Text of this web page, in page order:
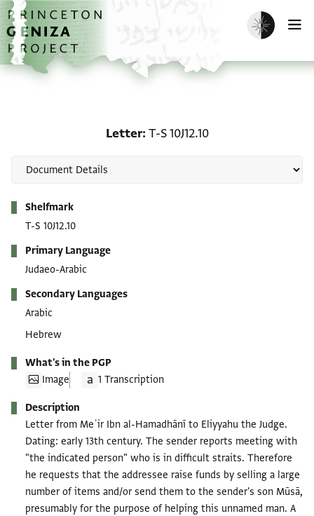
Skip to main content
home
Enable dark
Letter T-S 10J12.10
Shelfmark
T-S 10J12.10
Primary Language
Judaeo-Arabic
Secondary Languages
Arabic
Hebrew
What's in the PGP
Image
1 Transcription
Description
Letter from Meʾir Ibn al-Hamadhānī to Eliyyahu the Judge.
Dating: early 13th century. The sender reports meeting with
"the indicated person" who is in difficult straits. Therefore
he requests that the addressee raise funds by selling a large
number of items and/or send them to the sender's son Mūsā,
presumably for the purpose of helping this unnamed man. A